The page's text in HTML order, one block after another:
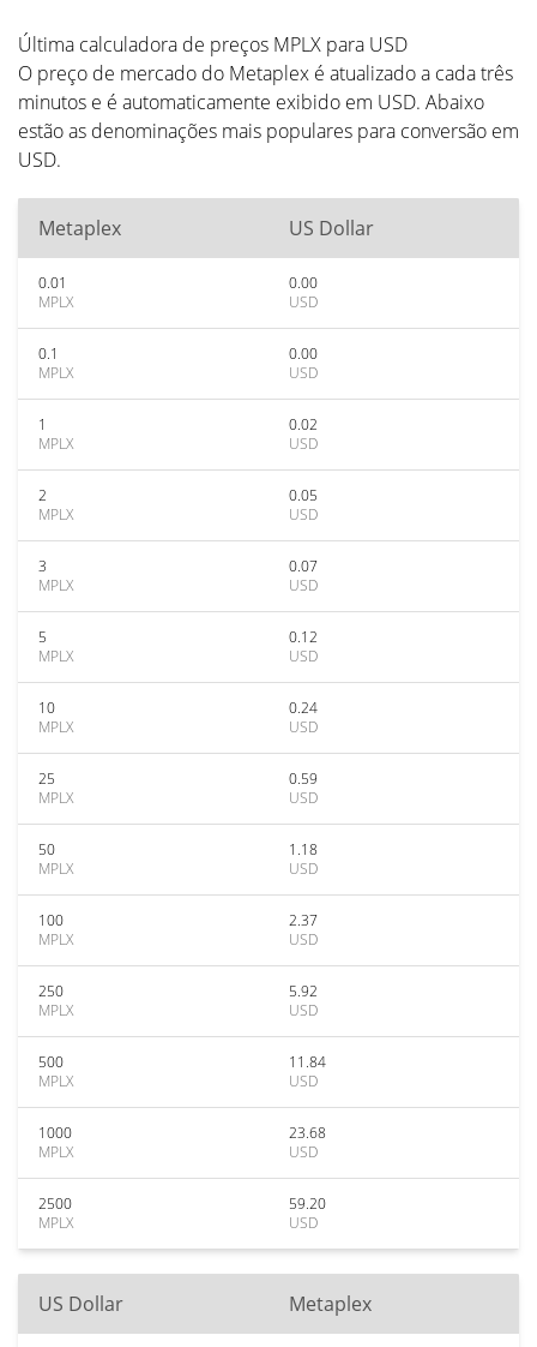
Última calculadora de preços MPLX para USD
O preço de mercado do Metaplex é atualizado a cada três
minutos e é automaticamente exibido em USD. Abaixo
estão as denominações mais populares para conversão em
USD.
Metaplex US Dollar
0.01
MPLX
0.00
USD
0.1
MPLX
0.00
USD
1
MPLX
0.02
USD
2
MPLX
0.05
USD
3
MPLX
0.07
USD
5
MPLX
0.12
USD
10
MPLX
0.24
USD
25
MPLX
0.59
USD
50
MPLX
1.18
USD
100
MPLX
2.37
USD
250
MPLX
5.92
USD
500
MPLX
11.84
USD
1000
MPLX
23.68
USD
2500
MPLX
59.20
USD
US Dollar Metaplex